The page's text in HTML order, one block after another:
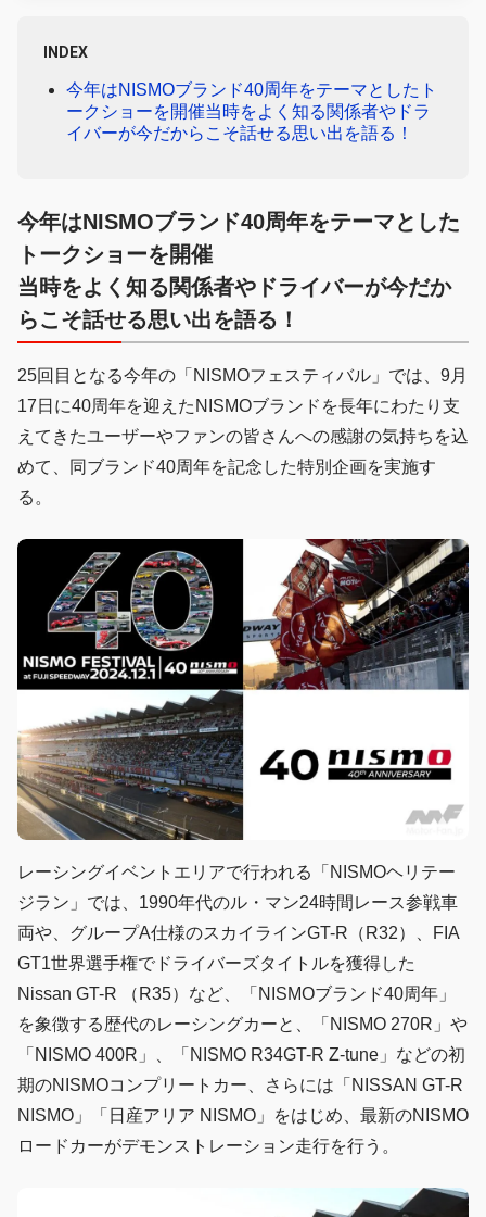
INDEX
今年はNISMOブランド40周年をテーマとしたト
ークショーを開催当時をよく知る関係者やドラ
イバーが今だからこそ話せる思い出を語る！
今年はNISMOブランド40周年をテーマとした
トークショーを開催
当時をよく知る関係者やドライバーが今だか
らこそ話せる思い出を語る！
25回目となる今年の「NISMOフェスティバル」では、9月
17日に40周年を迎えたNISMOブランドを長年にわたり支
えてきたユーザーやファンの皆さんへの感謝の気持ちを込
めて、同ブランド40周年を記念した特別企画を実施す
る。
レーシングイベントエリアで行われる「NISMOヘリテー
ジラン」では、1990年代のル・マン24時間レース参戦車
両や、グループA仕様のスカイラインGT-R（R32）、FIA
GT1世界選手権でドライバーズタイトルを獲得した
Nissan GT-R （R35）など、「NISMOブランド40周年」
を象徴する歴代のレーシングカーと、「NISMO 270R」や
「NISMO 400R」、「NISMO R34GT-R Z-tune」などの初
期のNISMOコンプリートカー、さらには「NISSAN GT-R
NISMO」「日産アリア NISMO」をはじめ、最新のNISMO
ロードカーがデモンストレーション走行を行う。